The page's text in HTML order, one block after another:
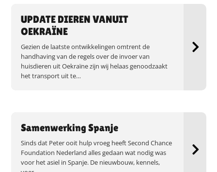
UPDATE DIEREN VANUIT
OEKRAÏNE
Gezien de laatste ontwikkelingen omtrent de
handhaving van de regels over de invoer van
huisdieren uit Oekraïne zijn wij helaas genoodzaakt
het transport uit te…
Samenwerking Spanje
Sinds dat Peter ooit hulp vroeg heeft Second Chance
Foundation Nederland alles gedaan wat nodig was
voor het asiel in Spanje. De nieuwbouw, kennels,